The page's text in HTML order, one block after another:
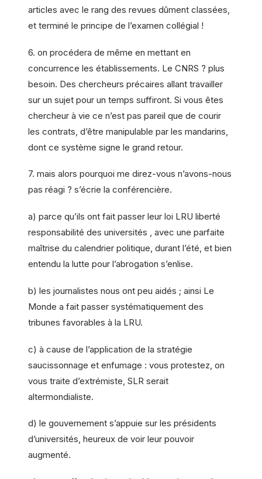
articles avec le rang des revues dûment classées,
et terminé le principe de l’examen collégial !
6. on procédera de même en mettant en
concurrence les établissements. Le CNRS ? plus
besoin. Des chercheurs précaires allant travailler
sur un sujet pour un temps suffiront. Si vous êtes
chercheur à vie ce n’est pas pareil que de courir
les contrats, d’être manipulable par les mandarins,
dont ce système signe le grand retour.
7. mais alors pourquoi me direz-vous n’avons-nous
pas réagi ? s’écrie la conférencière.
a) parce qu’ils ont fait passer leur loi LRU liberté
responsabilité des universités , avec une parfaite
maîtrise du calendrier politique, durant l’été, et bien
entendu la lutte pour l’abrogation s’enlise.
b) les journalistes nous ont peu aidés ; ainsi Le
Monde a fait passer systématiquement des
tribunes favorables à la LRU.
c) à cause de l’application de la stratégie
saucissonnage et enfumage : vous protestez, on
vous traite d’extrémiste, SLR serait
altermondialiste.
d) le gouvernement s’appuie sur les présidents
d’universités, heureux de voir leur pouvoir
augmenté.